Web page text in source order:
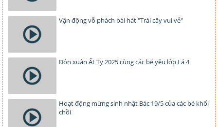
Vận động vỗ phách bài hát "Trái cây vui vẻ"
Đón xuân Ất Tỵ 2025 cùng các bé yêu lớp Lá 4
Hoạt động mừng sinh nhật Bác 19/5 của các bé khối
chồi